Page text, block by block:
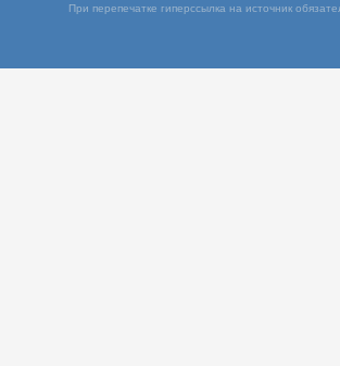
При перепечатке гиперссылка на источник